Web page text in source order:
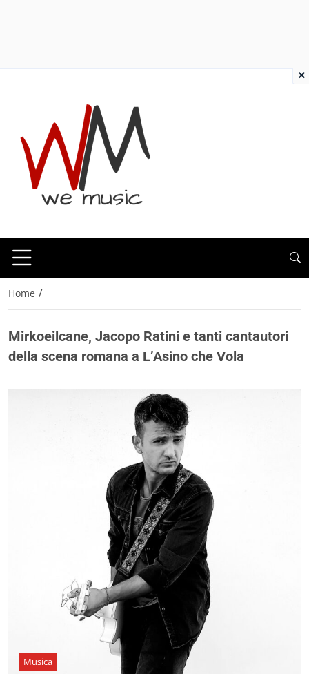
Home /
Mirkoeilcane, Jacopo Ratini e tanti cantautori
della scena romana a L’Asino che Vola
Musica
×